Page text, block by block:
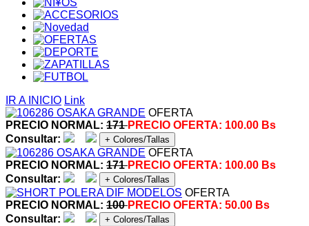
IR A INICIO Link
OFERTA
PRECIO NORMAL: 171PRECIO OFERTA: 100.00 Bs
Consultar:
+ Colores/Tallas
OFERTA
PRECIO NORMAL: 171PRECIO OFERTA: 100.00 Bs
Consultar:
+ Colores/Tallas
OFERTA
PRECIO NORMAL: 100PRECIO OFERTA: 50.00 Bs
Consultar:
+ Colores/Tallas